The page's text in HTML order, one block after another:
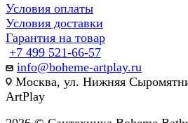
Условия оплаты
Условия доставки
Гарантия на товар
+7 499 521-66-57
info@boheme-artplay.ru
Москва, ул. Нижняя
ArtPlay